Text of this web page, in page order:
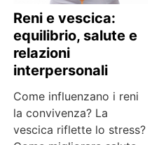
Reni e vescica:
equilibrio, salute e
relazioni
interpersonali
Come influenzano i reni
la convivenza? La
vescica riflette lo stress?